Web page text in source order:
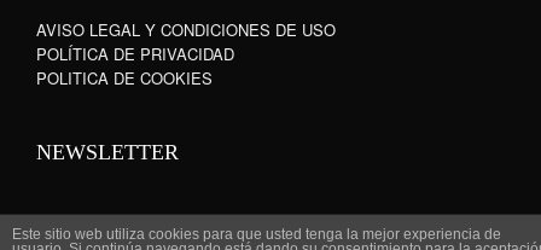
AVISO LEGAL Y CONDICIONES DE USO
POLÍTICA DE PRIVACIDAD
POLITICA DE COOKIES
NEWSLETTER
Este sitio web utiliza cookies para que usted tenga la mejor experiencia de